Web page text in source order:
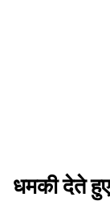
धमकी देते